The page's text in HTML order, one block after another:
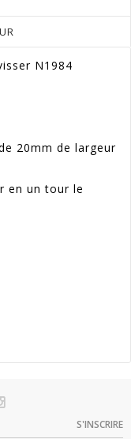
N1984
20mm de largeur
en un tour le
Dispo
S'INSCRIRE